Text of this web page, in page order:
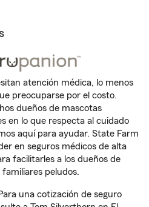
atención médica, lo menos
preocuparse por el costo.
dueños de mascotas
en lo que respecta al cuidado
aquí para ayudar. State Farm
en seguros médicos de alta
facilitarles a los dueños de
peludos.
una cotización de seguro